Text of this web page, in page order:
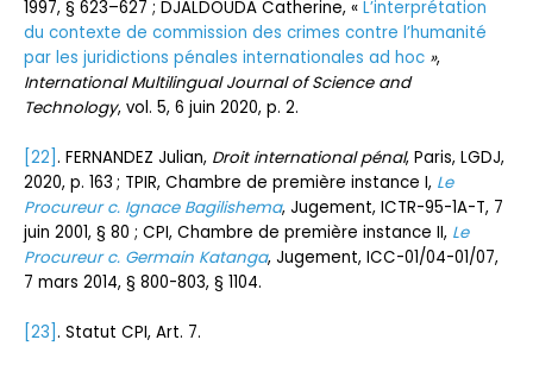
1997, § 623–627 ; DJALDOUDA Catherine, « L’interprétation
du contexte de commission des crimes contre l’humanité
par les juridictions pénales internationales ad hoc »,
International Multilingual Journal of Science and
Technology, vol. 5, 6 juin 2020, p. 2.
[22] . FERNANDEZ Julian, Droit international pénal, Paris, LGDJ,
2020, p. 163 ; TPIR, Chambre de première instance I, Le
Procureur c. Ignace Bagilishema, Jugement, ICTR-95-1A-T, 7
juin 2001, § 80 ; CPI, Chambre de première instance II, Le
Procureur c. Germain Katanga, Jugement, ICC-01/04-01/07,
7 mars 2014, § 800-803, § 1104.
[23] . Statut CPI, Art. 7.